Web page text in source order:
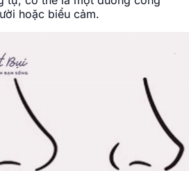
hoặc biểu cảm.